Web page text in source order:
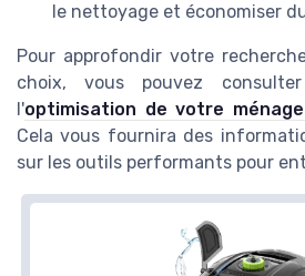
le nettoyage et économiser
Pour approfondir votre
choix, vous pouvez
l'optimisation de votre
Cela vous fournira des
sur les outils performants pour